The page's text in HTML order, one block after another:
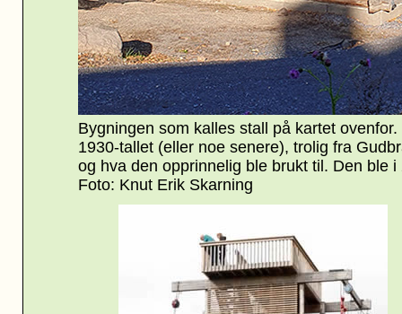
Bygningen som kalles stall på kartet
1930-tallet (eller noe senere), trolig fra
og hva den opprinnelig ble brukt til. Den ble
Foto: Knut Erik Skarning